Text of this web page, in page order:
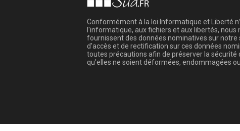
Conformément à la loi Informatique et Liberté
l'informatique, aux fichiers et aux libertés,
fournissent des données nominatives sur
d'accès et de rectification sur ces données
toutes précautions afin de préserver la
qu'elles ne soient déformées, endommagées